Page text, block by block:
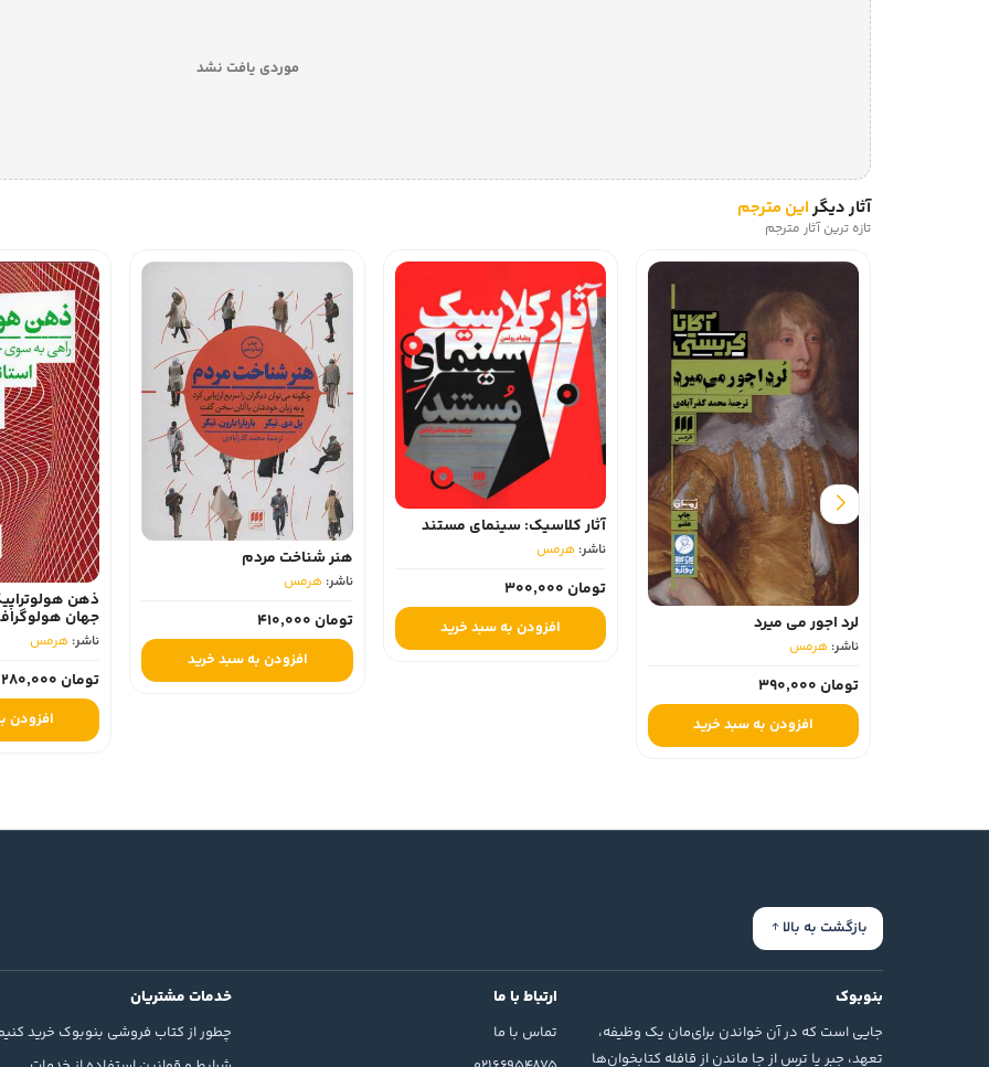
موردی یافت نشد
آثار دیگراین مترجم
تازه ترین آثار مترجم
لرد اجور می میرد
ناشر:هرمس‏
تومان 390,000
افزودن به سبد خرید
آثار کلاسیک: سینمای مستند
ناشر:هرمس‏
تومان 300,000
افزودن به سبد خرید
هنر شناخت مردم
ناشر:هرمس‏
تومان 410,000
افزودن به سبد خرید
ذهن
جهان
ناشر:هرمس‏
تومان 280,000
افزودن
بازگشت به بالا
بنوبوک
جایی است که در آن خواندن برای‌مان یک وظیفه،
تعهد، جبر یا ترس از جا ماندن از قافله کتابخوان‌ها
ارتباط با ما
تماس با ما
خدمات مشتریان
چطور از کتاب فروشی بنوبوک خرید